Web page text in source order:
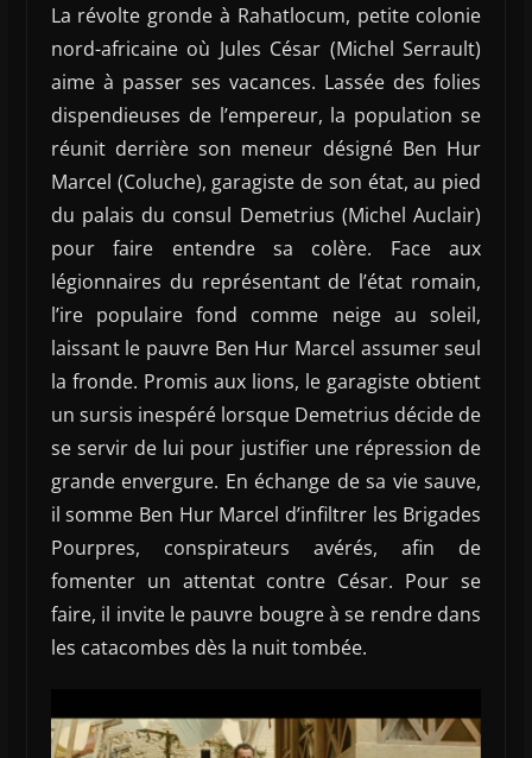
La révolte gronde à Rahatlocum, petite colonie
nord-africaine où Jules César (Michel Serrault)
aime à passer ses vacances. Lassée des folies
dispendieuses de l’empereur, la population se
réunit derrière son meneur désigné Ben Hur
Marcel (Coluche), garagiste de son état, au pied
du palais du consul Demetrius (Michel Auclair)
pour faire entendre sa colère. Face aux
légionnaires du représentant de l’état romain,
l’ire populaire fond comme neige au soleil,
laissant le pauvre Ben Hur Marcel assumer seul
la fronde. Promis aux lions, le garagiste obtient
un sursis inespéré lorsque Demetrius décide de
se servir de lui pour justifier une répression de
grande envergure. En échange de sa vie sauve,
il somme Ben Hur Marcel d’infiltrer les Brigades
Pourpres, conspirateurs avérés, afin de
fomenter un attentat contre César. Pour se
faire, il invite le pauvre bougre à se rendre dans
les catacombes dès la nuit tombée.